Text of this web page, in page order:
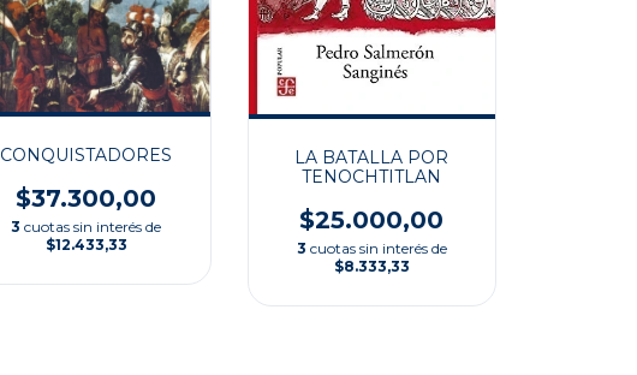
CONQUISTADORES
$37.300,00
3 cuotas sin interés de
$12.433,33
LA BATALLA POR
TENOCHTITLAN
$25.000,00
3 cuotas sin interés de
$8.333,33